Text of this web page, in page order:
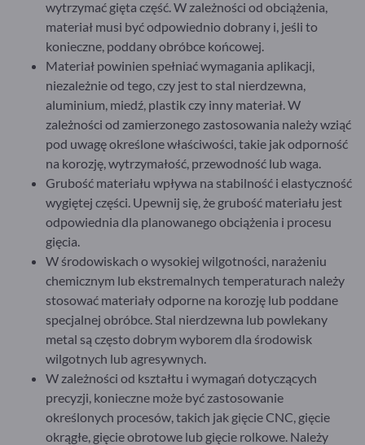
wytrzymać gięta część. W zależności od obciążenia,
materiał musi być odpowiednio dobrany i, jeśli to
konieczne, poddany obróbce końcowej.
Materiał powinien spełniać wymagania aplikacji,
niezależnie od tego, czy jest to stal nierdzewna,
aluminium, miedź, plastik czy inny materiał. W
zależności od zamierzonego zastosowania należy wziąć
pod uwagę określone właściwości, takie jak odporność
na korozję, wytrzymałość, przewodność lub waga.
Grubość materiału wpływa na stabilność i elastyczność
wygiętej części. Upewnij się, że grubość materiału jest
odpowiednia dla planowanego obciążenia i procesu
gięcia.
W środowiskach o wysokiej wilgotności, narażeniu
chemicznym lub ekstremalnych temperaturach należy
stosować materiały odporne na korozję lub poddane
specjalnej obróbce. Stal nierdzewna lub powlekany
metal są często dobrym wyborem dla środowisk
wilgotnych lub agresywnych.
W zależności od kształtu i wymagań dotyczących
precyzji, konieczne może być zastosowanie
określonych procesów, takich jak gięcie CNC, gięcie
okrągłe, gięcie obrotowe lub gięcie rolkowe. Należy